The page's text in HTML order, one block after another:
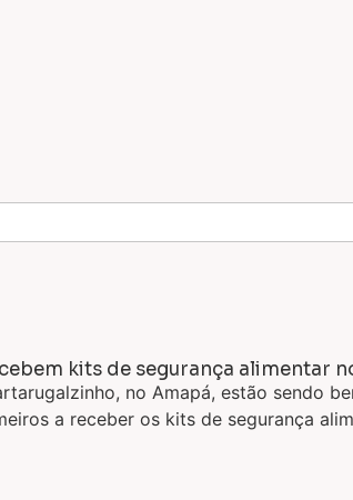
kits de segurança alimentar
no Amapá, estão sendo
a receber os kits de segurança